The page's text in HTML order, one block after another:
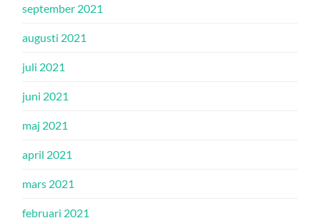
september 2021
augusti 2021
juli 2021
juni 2021
maj 2021
april 2021
mars 2021
februari 2021